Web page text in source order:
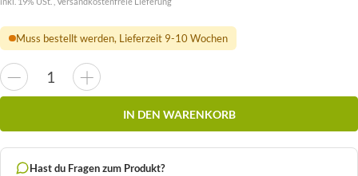
Muss bestellt werden, Lieferzeit 9-10 Wochen
IN DEN WARENKORB
Hast du Fragen zum Produkt?